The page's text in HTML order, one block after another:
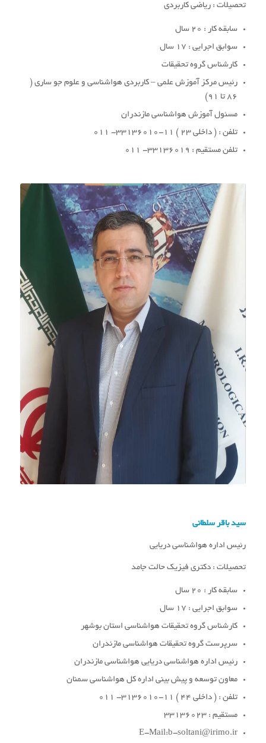
تحصیلات : ریاضی کاربردی
سابقه کار : 20 سال
سوابق اجرایی : 17 سال
کارشناس گروه تحقیقات
رئیس مرکز آموزش علمی – کاربردی هواشناسی و علوم جو ساری (
86 تا 91)
مسئول آموزش هواشناسی مازندران
تلفن : ( داخلی 23 ) 11-33136010- 011
تلفن مستقیم : 33136019- 011
سید باقر سلطانی
رئیس اداره هواشناسی دریایی
تحصیلات : دکتری فیزیک حالت جامد
سابقه کار : 20 سال
سوابق اجرایی : 17 سال
کارشناس گروه تحقیقات هواشناسی استان بوشهر
سرپرست گروه تحقیقات هواشناسی مازندران
رئیس اداره هواشناسی دریایی هواشناسی مازندران
معاون توسعه و پیش بینی اداره کل هواشناسی سمنان
تلفن : ( داخلی 44 ) 11-3136010- 011
مستقیم : 33136023
E-Mail:b-soltani@irimo.ir